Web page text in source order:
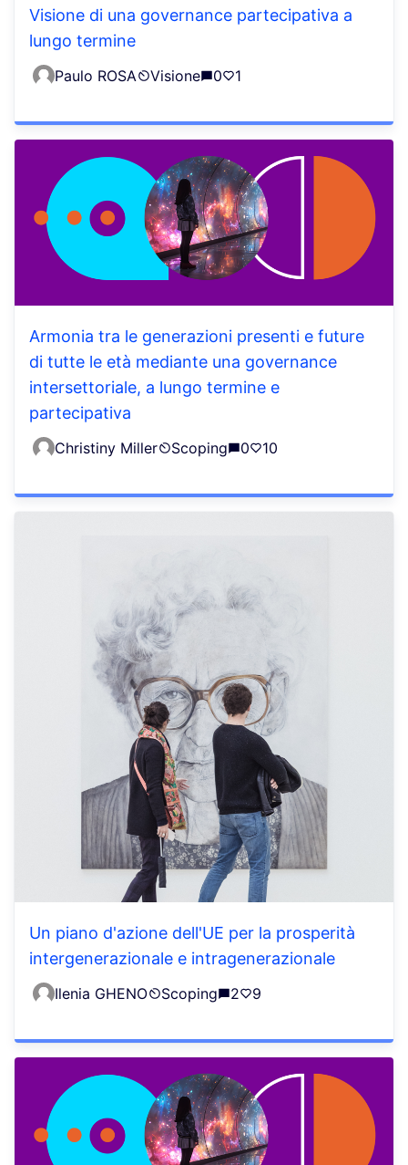
Visione di una governance partecipativa a
lungo termine
Paulo ROSA Visione 0 1
Armonia tra le generazioni presenti e future
di tutte le età mediante una governance
intersettoriale, a lungo termine e
partecipativa
Christiny Miller Scoping 0 10
Un piano d'azione dell'UE per la prosperità
intergenerazionale e intragenerazionale
Ilenia GHENO Scoping 2 9